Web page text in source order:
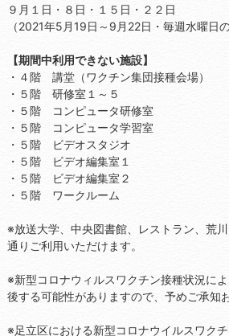
９月１日・８日・１５日・２２日
（2021年5月19日～9月22日・毎週水曜日の
【期間中利用できない施設】
・４階 講堂（ワクチン集団接種会場）
・５階 研修室１～５
・５階 コンピュータ研修室
・５階 コンピュータ学習室
・５階 ビデオスタジオ
・５階 ビデオ編集室１
・５階 ビデオ編集室２
・５階 ワークルーム
※放送大学、中央図書館、レストラン、荒
通りご利用いただけます。
※新型コロナウィルスワクチン接種状況に
後する可能性がありますので、予めご承知
※足立区における新型コロナウイルスワクチ